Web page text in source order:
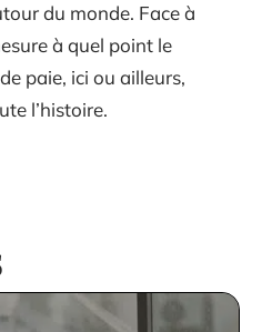
du monde. Face à
à quel point le
paie, ici ou ailleurs,
l’histoire.